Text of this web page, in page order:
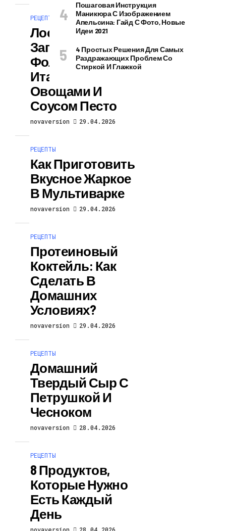
РЕЦЕПТЫ
Лосось,
Запеченный В
Фольге С
Итальянскими
Овощами И
Соусом Песто
novaversion 29.04.2026
РЕЦЕПТЫ
Как Приготовить
Вкусное Жаркое
В Мультиварке
novaversion 29.04.2026
РЕЦЕПТЫ
Протеиновый
Коктейль: Как
Сделать В
Домашних
Условиях?
novaversion 29.04.2026
РЕЦЕПТЫ
Домашний
Твердый Сыр С
Петрушкой И
Чесноком
novaversion 28.04.2026
РЕЦЕПТЫ
8 Продуктов,
Которые Нужно
Есть Каждый
День
Пошаговая Инструкция
Маникюра С Изображением
Апельсина: Гайд С Фото, Новые
Идеи 2021
4 Простых Решения Для Самых
Раздражающих Проблем Со
Стиркой И Глажкой